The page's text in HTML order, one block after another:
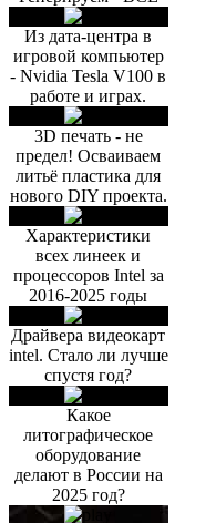
Из дата-центра в
игровой компьютер
- Nvidia Tesla V100 в
работе и играх.
3D печать - не
предел! Осваиваем
литьё пластика для
нового DIY проекта.
Характеристики
всех линеек и
процессоров Intel за
2016-2025 годы
Драйвера видеокарт
intel. Стало ли лучше
спустя год?
Какое
литографическое
оборудование
делают в России на
2025 год?